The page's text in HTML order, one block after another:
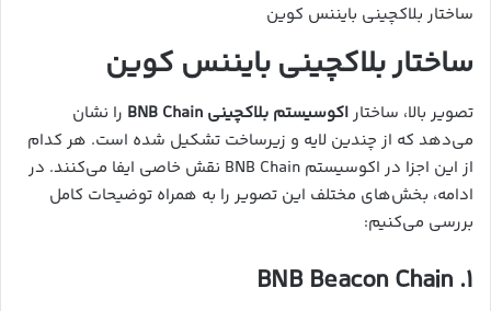
ساختار بلاکچینی بایننس کوین
ساختار بلاکچینی بایننس کوین
تصویر بالا، ساختاراکوسیستم بلاکچینی BNB Chain
را نشان
می‌دهد که از چندین لایه و زیرساخت تشکیل شده است. هر کدام
از این اجزا در اکوسیستم BNB Chain نقش خاصی ایفا می‌کنند. در
ادامه، بخش‌های مختلف این تصویر را به همراه توضیحات کامل
بررسی می‌کنیم:
۱. BNB Beacon Chain